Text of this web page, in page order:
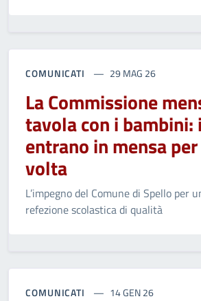
COMUNICATI 29 MAG 26
La Commissione
tavola con i
entrano in mensa
volta
L’impegno del Comune di Spello per
refezione scolastica di qualità
COMUNICATI 14 GEN 26